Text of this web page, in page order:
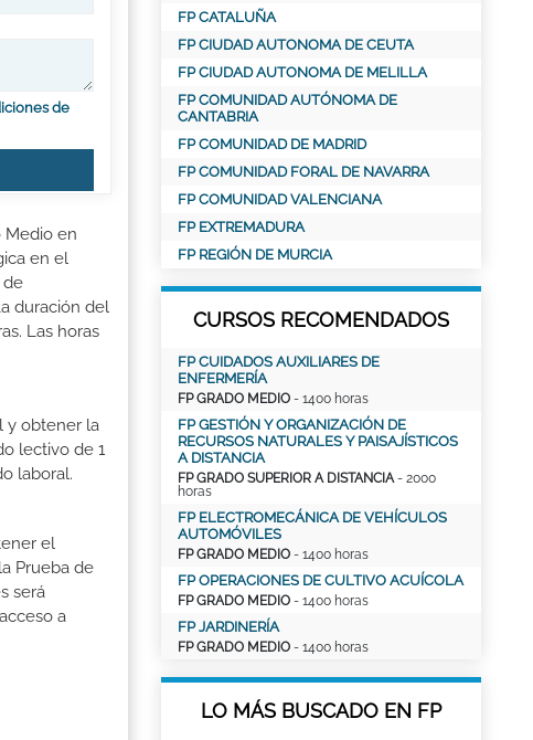
de
Medio en
en el
de
duración del
Las horas
y obtener la
lectivo de 1
laboral.
el
Prueba de
será
a
FP CATALUÑA
FP CIUDAD AUTONOMA DE CEUTA
FP CIUDAD AUTONOMA DE MELILLA
FP COMUNIDAD AUTÓNOMA DE
CANTABRIA
FP COMUNIDAD DE MADRID
FP COMUNIDAD FORAL DE NAVARRA
FP COMUNIDAD VALENCIANA
FP EXTREMADURA
FP REGIÓN DE MURCIA
CURSOS RECOMENDADOS
FP CUIDADOS AUXILIARES DE
ENFERMERÍA
FP GRADO MEDIO - 1400 horas
FP GESTIÓN Y ORGANIZACIÓN DE
RECURSOS NATURALES Y PAISAJÍSTICOS
A DISTANCIA
FP GRADO SUPERIOR A DISTANCIA- 2000
horas
FP ELECTROMECÁNICA DE VEHÍCULOS
AUTOMÓVILES
FP GRADO MEDIO - 1400 horas
FP OPERACIONES DE CULTIVO ACUÍCOLA
FP GRADO MEDIO - 1400 horas
FP JARDINERÍA
FP GRADO MEDIO - 1400 horas
LO MÁS BUSCADO EN FP